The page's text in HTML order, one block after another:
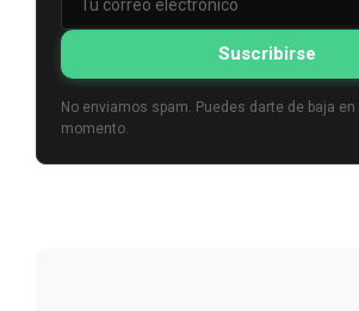
Suscribirse
No enviamos spam. Puedes darte de baja
momento.